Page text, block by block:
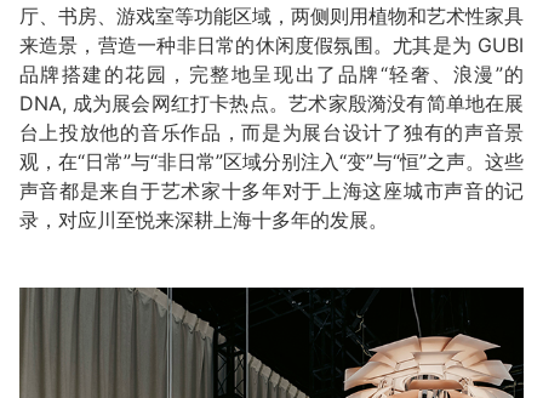
厅、书房、游戏室等功能区域，两侧则用植物和艺术性家具
来造景，营造一种非日常的休闲度假氛围。尤其是为 GUBI
品牌搭建的花园，完整地呈现出了品牌“轻奢、浪漫”的
DNA, 成为展会网红打卡热点。艺术家殷漪没有简单地在展
台上投放他的音乐作品，而是为展台设计了独有的声音景
观，在“日常”与“非日常”区域分别注入“变”与“恒”之声。这些
声音都是来自于艺术家十多年对于上海这座城市声音的记
录，对应川至悦来深耕上海十多年的发展。